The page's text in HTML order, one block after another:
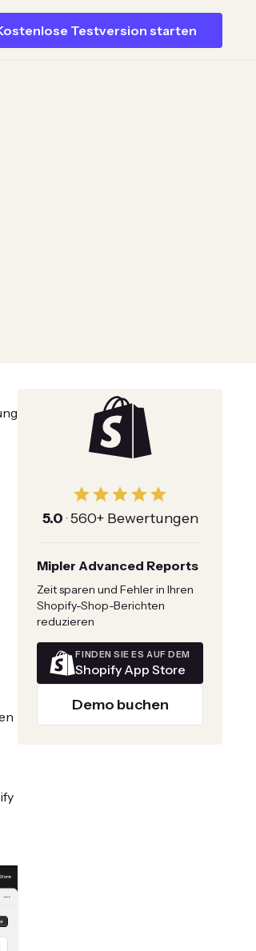
Testversion starten
5.0 ·560+ Bewertungen
Mipler Advanced Reports
Zeit sparen und Fehler in Ihren
Shopify-Shop-Berichten
reduzieren
FINDEN SIE ES AUF DEM
Shopify App Store
Demo buchen